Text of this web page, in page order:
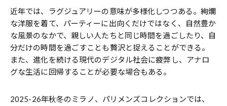
近年では、ラグジュアリーの意味が多様化しつつある。絢爛
な洋服を着て、パーティーに出向くだけではなく、自然豊か
な風景のなかで、親しい人たちと同じ時間を過ごしたり、自
分だけの時間を過ごすことも贅沢と捉えることができる。
また、進化を続ける現代のデジタル社会に疲弊し、アナロ
グな生活に回帰することが必要な場合もある。
2025-26年秋冬のミラノ、パリメンズコレクションでは、